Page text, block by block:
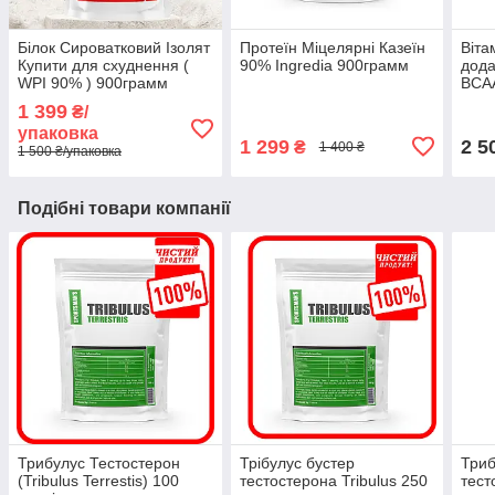
Білок Сироватковий Ізолят
Купити для схуднення (
WPI 90% ) 900грамм
1 399 ₴/
упаковка
1 500 ₴/упаковка
Протеїн Міцелярні Казеїн
90% Ingredia 900грамм
1 299₴ 1 400 ₴ 2
Подібні товари компанії
Трибулус Тестостерон
(Tribulus Terrestis) 100
Трібулус бустер
тестостерона Tribulus 250